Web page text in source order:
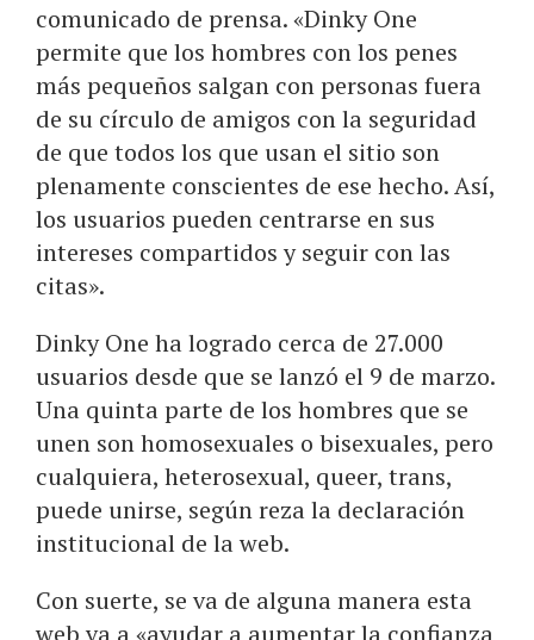
comunicado de prensa. «Dinky One
permite que los hombres con los penes
más pequeños salgan con personas fuera
de su círculo de amigos con la seguridad
de que todos los que usan el sitio son
plenamente conscientes de ese hecho. Así,
los usuarios pueden centrarse en sus
intereses compartidos y seguir con las
citas».
Dinky One ha logrado cerca de 27.000
usuarios desde que se lanzó el 9 de marzo.
Una quinta parte de los hombres que se
unen son homosexuales o bisexuales, pero
cualquiera, heterosexual, queer, trans,
puede unirse, según reza la declaración
institucional de la web.
Con suerte, se va de alguna manera esta